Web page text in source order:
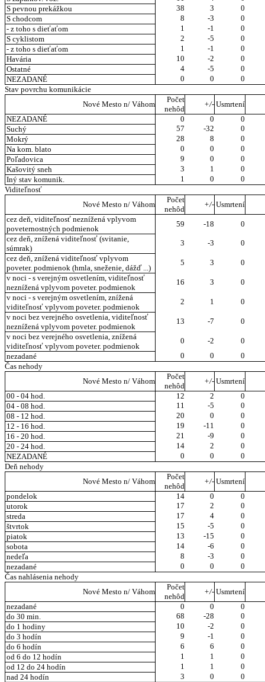
S pevnou prekážkou
38 3
0
S chodcom
8 -3
0
- z toho s dieťaťom
1 -1
0
S cyklistom
2 -5
0
- z toho s dieťaťom
1 -1
0
Havária
10 -2
0
Ostatné
4 -5
0
NEZADANÉ
0 0
0
Stav povrchu komunikácie
Nové Mesto n/ Váhom
Počet
nehôd
+/- Usmrtení
NEZADANÉ
0 0
0
Suchý
57 -32
0
Mokrý
28 8
0
Na kom. blato
0 0
0
Poľadovica
9 0
0
Kašovitý sneh
3 1
0
Iný stav komunik.
1 0
0
Viditeľnosť
Nové Mesto n/ Váhom
Počet
nehôd
+/- Usmrtení
cez deň, viditeľnosť neznížená vplyvom
poveternostných podmienok
59 -18
0
cez deň, znížená viditeľnosť (svitanie,
súmrak)
3 -3
0
cez deň, znížená viditeľnosť vplyvom
poveter. podmienok (hmla, sneženie, dážď ...)
5 3
0
v noci - s verejným osvetlením, viditeľnosť
neznížená vplyvom poveter. podmienok
16 3
0
v noci - s verejným osvetlením, znížená
viditeľnosť vplyvom poveter. podmienok
2 1
0
v noci bez verejného osvetlenia, viditeľnosť
neznížená vplyvom poveter. podmienok
13 -7
0
v noci bez verejného osvetlenia, znížená
viditeľnosť vplyvom poveter. podmienok
0 -2
0
nezadané
0 0
0
Čas nehody
Nové Mesto n/ Váhom
Počet
nehôd
+/- Usmrtení
00 - 04 hod.
12 2
0
04 - 08 hod.
11 -5
0
08 - 12 hod.
20 0
0
12 - 16 hod.
19 -11
0
16 - 20 hod.
21 -9
0
20 - 24 hod.
14 2
0
NEZADANÉ
0 0
0
Deň nehody
Nové Mesto n/ Váhom
Počet
nehôd
+/- Usmrtení
pondelok
14 0
0
utorok
17 2
0
streda
17 4
0
štvrtok
15 -5
0
piatok
13 -15
0
sobota
14 -6
0
nedeľa
8 -3
0
nezadané
0 0
0
Čas nahlásenia nehody
Nové Mesto n/ Váhom
Počet
nehôd
+/- Usmrtení
nezadané
0 0
0
do 30 min.
68 -28
0
do 1 hodiny
10 -2
0
do 3 hodín
9 -1
0
do 6 hodín
6 6
0
od 6 do 12 hodín
1 1
0
od 12 do 24 hodín
1 1
0
nad 24 hodín
3 0 0